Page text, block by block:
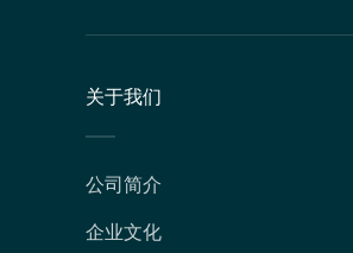
关于我们
公司简介
企业文化